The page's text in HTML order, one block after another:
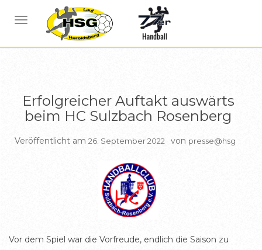
NAVIGATION UMSCHALTEN
BERICHTE HSG1
Erfolgreicher Auftakt auswärts
beim HC Sulzbach Rosenberg
Veröffentlicht am 26. September 2022 von presse@hsg
Vor dem Spiel war die Vorfreude, endlich die Saison zu